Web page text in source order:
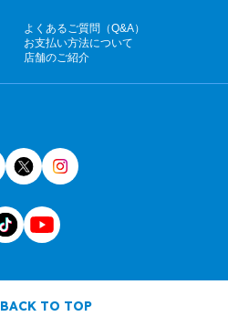
よくあるご質問（Q&A）
お支払い方法について
店舗のご紹介
BACK TO TOP